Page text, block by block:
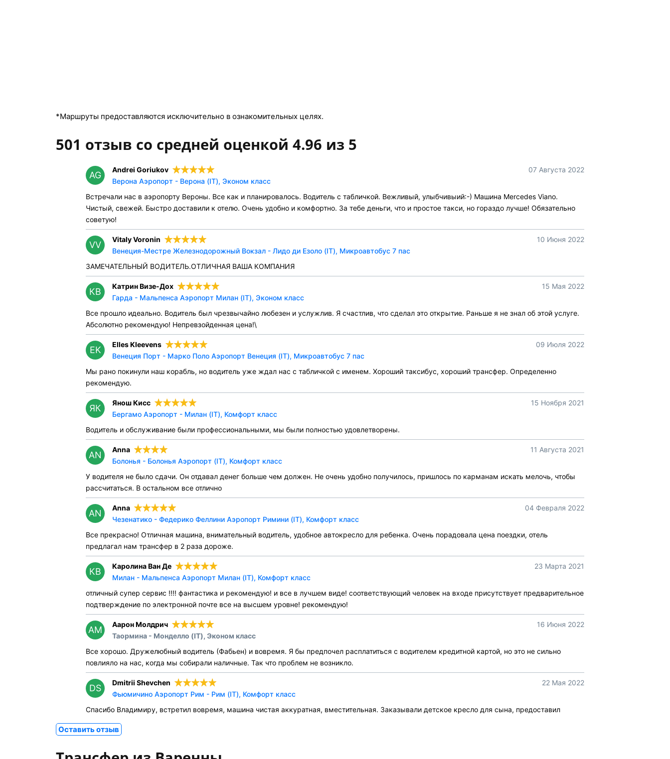
*Маршруты предоставляются исключительно в ознакомительных целях.
501 отзыв со средней оценкой 4.96 из 5
AG
Andrei Goriukov
07 Августа 2022
Верона Аэропорт - Верона (IT), Эконом класс
Встречали нас в аэропорту Вероны. Все как и планировалось. Водитель с табличкой. Вежливый, улыбчивыий:-) Машина Mercedes Viano.
Чистый, свежей. Быстро доставили к отелю. Очень удобно и комфортно. За тебе деньги, что и простое такси, но гораздо лучше! Обязательно
советую!
VV
Vitaly Voronin
10 Июня 2022
Венеция-Местре Железнодорожный Вокзал - Лидо ди Езоло (IT), Микроавтобус 7 пас
ЗАМЕЧАТЕЛЬНЫЙ ВОДИТЕЛЬ.ОТЛИЧНАЯ ВАША КОМПАНИЯ
КВ
Катрин Визе-Дох
15 Мая 2022
Гарда - Мальпенса Аэропорт Милан (IT), Эконом класс
Все прошло идеально. Водитель был чрезвычайно любезен и услужлив. Я счастлив, что сделал это открытие. Раньше я не знал об этой услуге.
Абсолютно рекомендую! Непревзойденная цена!\
EK
Elles Kleevens
09 Июля 2022
Венеция Порт - Марко Поло Аэропорт Венеция (IT), Микроавтобус 7 пас
Мы рано покинули наш корабль, но водитель уже ждал нас с табличкой с именем. Хороший таксибус, хороший трансфер. Определенно
рекомендую.
ЯК
Янош Кисс
15 Ноября 2021
Бергамо Аэропорт - Милан (IT), Комфорт класс
Водитель и обслуживание были профессиональными, мы были полностью удовлетворены.
AN
Anna
11 Августа 2021
Болонья - Болонья Аэропорт (IT), Комфорт класс
У водителя не было сдачи. Он отдавал денег больше чем должен. Не очень удобно получилось, пришлось по карманам искать мелочь, чтобы
рассчитаться. В остальном все отлично
AN
Anna
04 Февраля 2022
Чезенатико - Федерико Феллини Аэропорт Римини (IT), Комфорт класс
Все прекрасно! Отличная машина, внимательный водитель, удобное автокресло для ребенка. Очень порадовала цена поездки, отель
предлагал нам трансфер в 2 раза дороже.
КВ
Каролина Ван Де
23 Марта 2021
Милан - Мальпенса Аэропорт Милан (IT), Комфорт класс
отличный супер сервис !!!! фантастика и рекомендую! и все в лучшем виде! соответствующий человек на входе присутствует предварительное
подтверждение по электронной почте все на высшем уровне! рекомендую!
АМ
Аарон Молдрич
16 Июня 2022
Таормина - Монделло (IT), Эконом класс
Все хорошо. Дружелюбный водитель (Фабьен) и вовремя. Я бы предпочел расплатиться с водителем кредитной картой, но это не сильно
повлияло на нас, когда мы собирали наличные. Так что проблем не возникло.
DS
Dmitrii Shevchen
22 Мая 2022
Фьюмичино Аэропорт Рим - Рим (IT), Комфорт класс
Спасибо Владимиру, встретил вовремя, машина чистая аккуратная, вместительная. Заказывали детское кресло для сына, предоставил
Оставить отзыв